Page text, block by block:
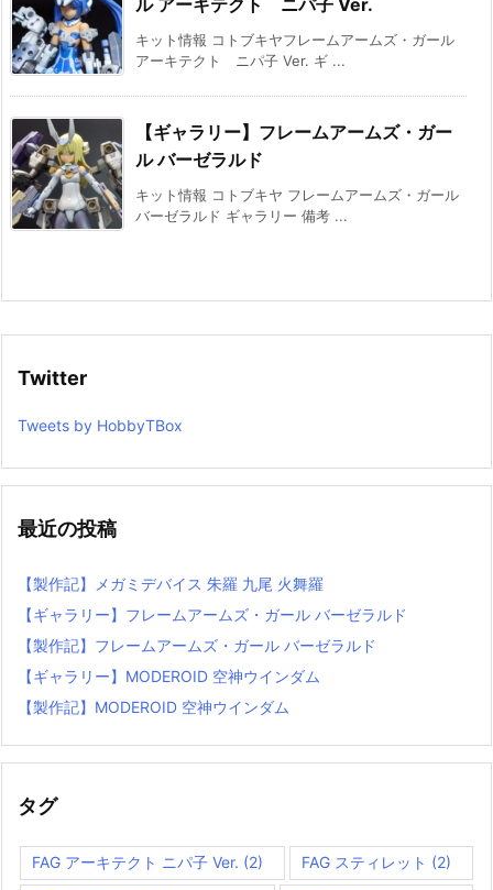
ル アーキテクト ニパ子 Ver.
キット情報 コトブキヤフレームアームズ・ガール
アーキテクト ニパ子 Ver. ギ ...
【ギャラリー】フレームアームズ・ガー
ル バーゼラルド
キット情報 コトブキヤ フレームアームズ・ガール
バーゼラルド ギャラリー 備考 ...
Twitter
Tweets by HobbyTBox
最近の投稿
【製作記】メガミデバイス 朱羅 九尾 火舞羅
【ギャラリー】フレームアームズ・ガール バーゼラルド
【製作記】フレームアームズ・ガール バーゼラルド
【ギャラリー】MODEROID 空神ウインダム
【製作記】MODEROID 空神ウインダム
タグ
FAG アーキテクト ニパ子 Ver. (2) FAG スティレット (2)